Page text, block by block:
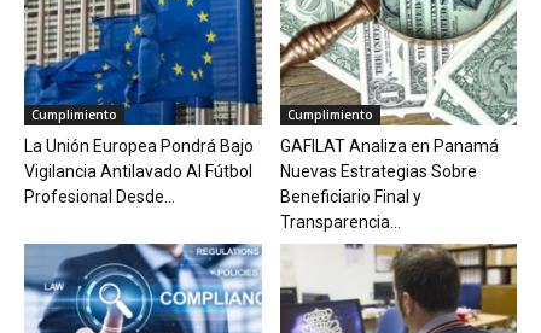
Cumplimiento
La Unión Europea Pondrá Bajo
Vigilancia Antilavado Al Fútbol
Profesional Desde...
Cumplimiento
GAFILAT Analiza en Panamá
Nuevas Estrategias Sobre
Beneficiario Final y
Transparencia...